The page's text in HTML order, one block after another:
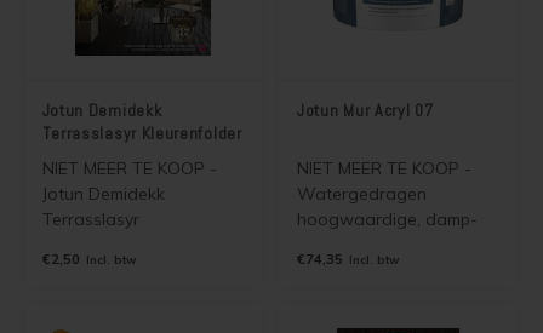
Jotun Demidekk
Terrasslasyr Kleurenfolder
NIET MEER TE KOOP -
Jotun Demidekk
Terrasslasyr
A4 folder met
€2,50 Incl. btw
Jotun Mur Acryl 07
NIET MEER TE KOOP -
Watergedragen
hoogwaardige, damp-
(kan ook binnen).
€74,35 Incl. btw